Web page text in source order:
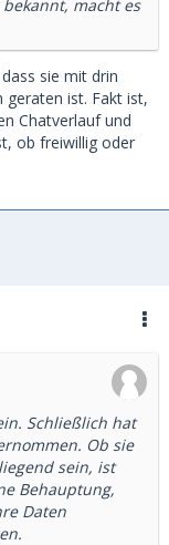
macht es
sie mit drin
geraten ist. Fakt ist,
Chatverlauf und
ob freiwillig oder
Schließlich hat
Ob sie
sein, ist
Behauptung,
Daten